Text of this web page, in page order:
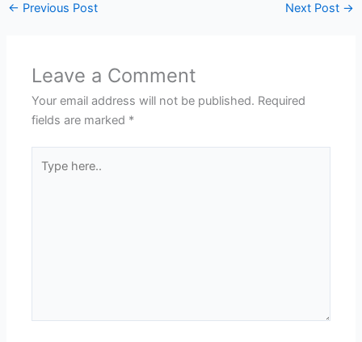
← Previous Post Next Post →
Leave a Comment
Your email address will not be published. Required
fields are marked *
here..